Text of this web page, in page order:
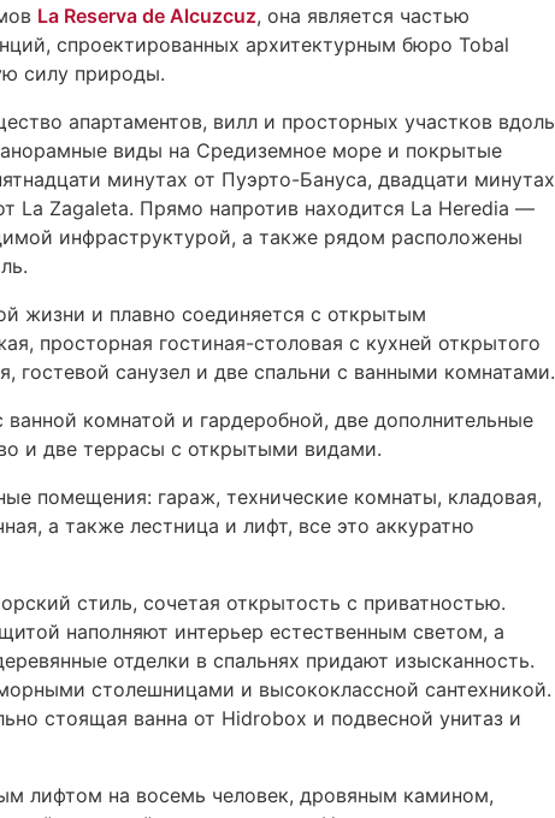
La Reserva de Alcuzcuz, она является частью
спроектированных архитектурным бюро Tobal
силу природы.
апартаментов, вилл и просторных участков вдоль
виды на Средиземное море и покрытые
минутах от Пуэрто-Бануса, двадцати минутах
La Zagaleta. Прямо напротив находится La Heredia —
инфраструктурой, а также рядом расположены
жизни и плавно соединяется с открытым
просторная гостиная-столовая с кухней открытого
гостевой санузел и две спальни с ванными комнатами.
комнатой и гардеробной, две дополнительные
и две террасы с открытыми видами.
помещения: гараж, технические комнаты, кладовая,
а также лестница и лифт, все это аккуратно
стиль, сочетая открытость с приватностью.
наполняют интерьер естественным светом, а
отделки в спальнях придают изысканность.
столешницами и высококлассной сантехникой.
стоящая ванна от Hidrobox и подвесной унитаз и
лифтом на восемь человек, дровяным камином,